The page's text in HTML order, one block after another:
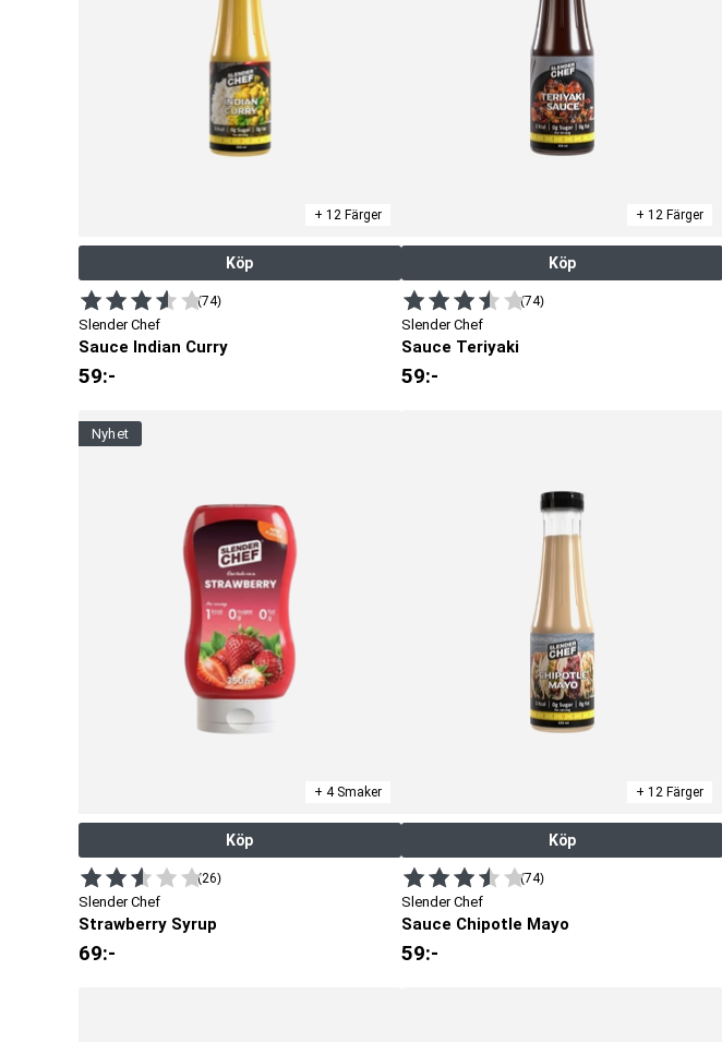
+ 12 Färger
Köp
(74)
Slender Chef
Sauce Indian Curry
59:-
+ 12 Färger
Köp
(74)
Slender Chef
Sauce Teriyaki
59:-
nyhet
+ 4 Smaker
Köp
(26)
Slender Chef
Strawberry Syrup
69:-
+ 12 Färger
Köp
(74)
Slender Chef
Sauce Chipotle Mayo
59:-